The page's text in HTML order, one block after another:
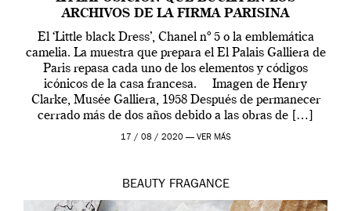
ARCHIVOS DE LA FIRMA PARISINA
El ‘Little black Dress’, Chanel nº 5 o la emblemática
camelia. La muestra que prepara el El Palais Galliera de
Paris repasa cada uno de los elementos y códigos
icónicos de la casa francesa. Imagen de Henry
Clarke, Musée Galliera, 1958 Después de permanecer
cerrado más de dos años debido a las obras de […]
17 / 08 / 2020 — VER MÁS
BEAUTY FRAGANCE